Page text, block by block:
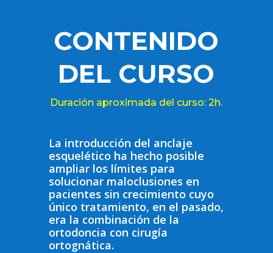
CONTENIDO
DEL CURSO
Duración aproximada del curso: 2h.
La introducción del anclaje
esquelético ha hecho posible
ampliar los límites para
solucionar maloclusiones en
pacientes sin crecimiento cuyo
único tratamiento, en el pasado,
era la combinación de la
ortodoncia con cirugía
ortognática.